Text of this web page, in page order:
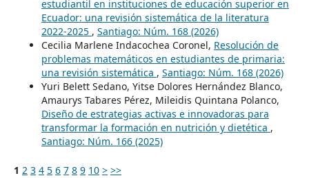
estudiantil en instituciones de educación superior en
Ecuador: una revisión sistemática de la literatura
2022-2025 , Santiago: Núm. 168 (2026)
Cecilia Marlene Indacochea Coronel, Resolución de
problemas matemáticos en estudiantes de primaria:
una revisión sistemática , Santiago: Núm. 168 (2026)
Yuri Belett Sedano, Yitse Dolores Hernández Blanco,
Amaurys Tabares Pérez, Mileidis Quintana Polanco,
Diseño de estrategias activas e innovadoras para
transformar la formación en nutrición y dietética ,
Santiago: Núm. 166 (2025)
1 2 3 4 5 6 7 8 9 10 > >>